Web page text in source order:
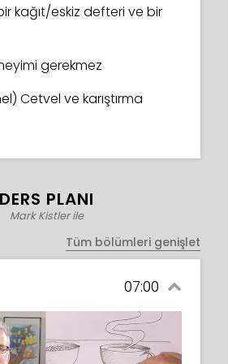
mu?! Ne
Hadi başlayalım!
kağıt/eskiz defteri ve bir
gerekmez
Cetvel ve karıştırma
DERS PLANI
Mark Kistler ile
Tüm bölümleri genişlet
07:00